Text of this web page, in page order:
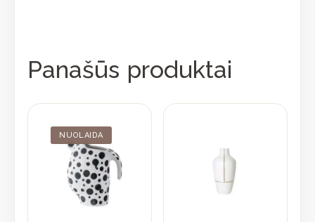
Panašūs produktai
NUOLAIDA
was:
56,90 €.
is: